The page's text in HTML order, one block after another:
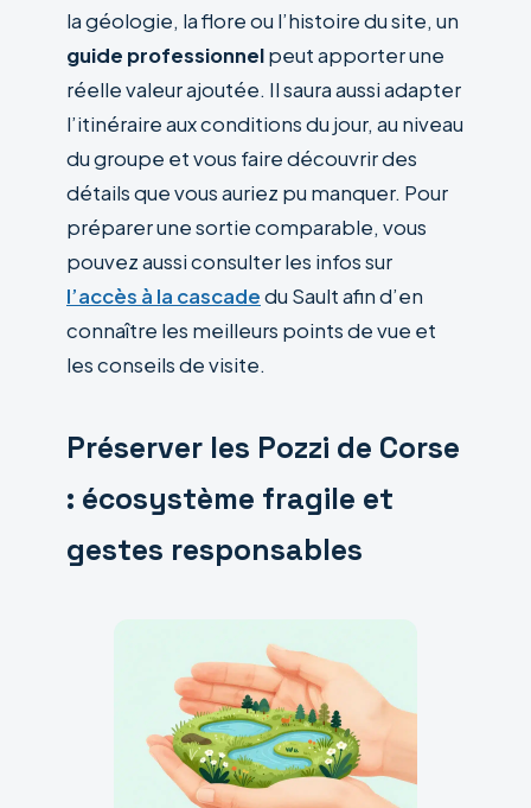
la géologie, la flore ou l’histoire du site, un
guide professionnelpeut apporter une
réelle valeur ajoutée. Il saura aussi adapter
l’itinéraire aux conditions du jour, au niveau
du groupe et vous faire découvrir des
détails que vous auriez pu manquer. Pour
préparer une sortie comparable, vous
pouvez aussi consulter les infos sur
l’accès à la cascadedu Sault afin d’en
connaître les meilleurs points de vue et
les conseils de visite.
Préserver les Pozzi de Corse
: écosystème fragile et
gestes responsables